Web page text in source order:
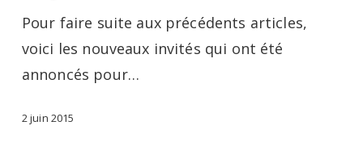
10
invités
BD
Pour faire suite aux précédents articles,
voici les nouveaux invités qui ont été
annoncés pour…
2 juin 2015